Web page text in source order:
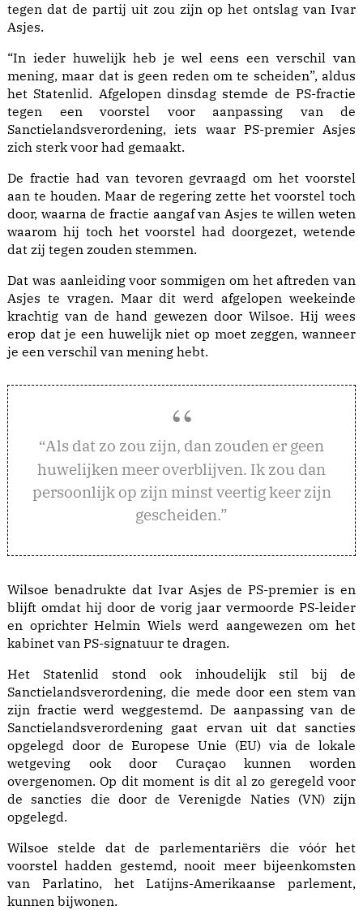
tegen dat de partij uit zou zijn op het ontslag van Ivar
Asjes.
“In ieder huwelijk heb je wel eens een verschil van
mening, maar dat is geen reden om te scheiden”, aldus
het Statenlid. Afgelopen dinsdag stemde de PS-fractie
tegen een voorstel voor aanpassing van de
Sanctielandsverordening, iets waar PS-premier Asjes
zich sterk voor had gemaakt.
De fractie had van tevoren gevraagd om het voorstel
aan te houden. Maar de regering zette het voorstel toch
door, waarna de fractie aangaf van Asjes te willen weten
waarom hij toch het voorstel had doorgezet, wetende
dat zij tegen zouden stemmen.
Dat was aanleiding voor sommigen om het aftreden van
Asjes te vragen. Maar dit werd afgelopen weekeinde
krachtig van de hand gewezen door Wilsoe. Hij wees
erop dat je een huwelijk niet op moet zeggen, wanneer
je een verschil van mening hebt.
“Als dat zo zou zijn, dan zouden er geen
huwelijken meer overblijven. Ik zou dan
persoonlijk op zijn minst veertig keer zijn
gescheiden.”
Wilsoe benadrukte dat Ivar Asjes de PS-premier is en
blijft omdat hij door de vorig jaar vermoorde PS-leider
en oprichter Helmin Wiels werd aangewezen om het
kabinet van PS-signatuur te dragen.
Het Statenlid stond ook inhoudelijk stil bij de
Sanctielandsverordening, die mede door een stem van
zijn fractie werd weggestemd. De aanpassing van de
Sanctielandsverordening gaat ervan uit dat sancties
opgelegd door de Europese Unie (EU) via de lokale
wetgeving ook door Curaçao kunnen worden
overgenomen. Op dit moment is dit al zo geregeld voor
de sancties die door de Verenigde Naties (VN) zijn
opgelegd.
Wilsoe stelde dat de parlementariërs die vóór het
voorstel hadden gestemd, nooit meer bijeenkomsten
van Parlatino, het Latijns-Amerikaanse parlement,
kunnen bijwonen.